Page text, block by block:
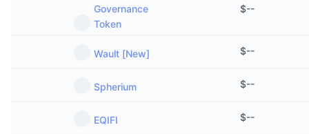
Governance
Token
$--
Wault [New] $--
Spherium $--
EQIFI $--